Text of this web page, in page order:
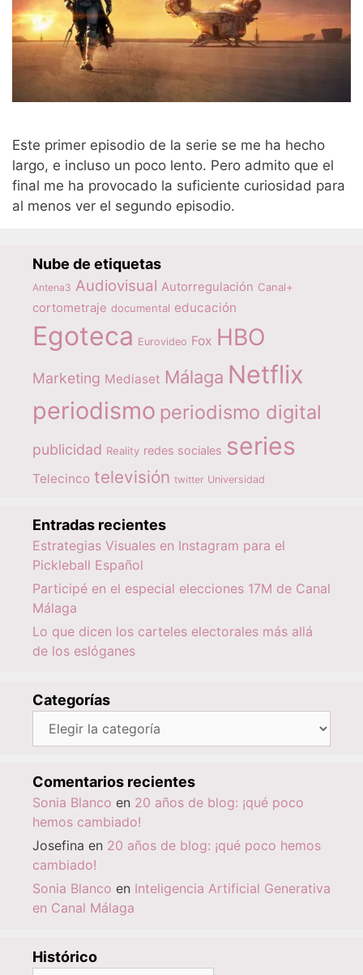
Este primer episodio de la serie se me ha hecho
largo, e incluso un poco lento. Pero admito que el
final me ha provocado la suficiente curiosidad para
al menos ver el segundo episodio.
Nube de etiquetas
Antena3 Audiovisual Autorregulación Canal+
cortometraje documental educación
Egoteca Eurovideo Fox HBO
Marketing Mediaset Málaga Netflix
periodismo periodismo digital
publicidad Reality redes sociales series
Telecinco televisión twitter Universidad
Entradas recientes
Estrategias Visuales en Instagram para el
Pickleball Español
Participé en el especial elecciones 17M de Canal
Málaga
Lo que dicen los carteles electorales más allá
de los eslóganes
Categorías
Categorías
Comentarios recientes
Sonia Blanco en 20 años de blog: ¡qué poco
hemos cambiado!
Josefina en 20 años de blog: ¡qué poco hemos
cambiado!
Sonia Blanco en Inteligencia Artificial Generativa
en Canal Málaga
Histórico